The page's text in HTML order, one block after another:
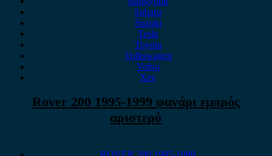
Subaru
Suzuki
Tesla
Toyota
Volkswagen
Volvo
Xev
Rover 200 1995-1999 φανάρι εμπρός
αριστερό